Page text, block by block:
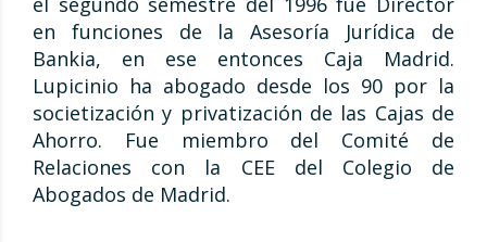
en funciones de la Asesoría Jurídica de
Bankia, en ese entonces Caja Madrid.
Lupicinio ha abogado desde los 90 por la
societización y privatización de las Cajas de
Ahorro. Fue miembro del Comité de
Relaciones con la CEE del Colegio de
Abogados de Madrid.